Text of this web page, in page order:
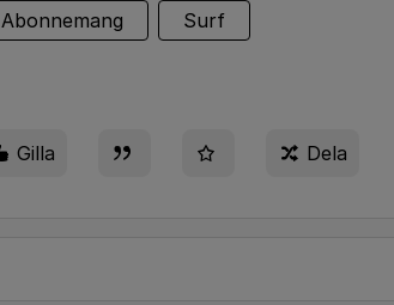
Abonnemang Surf
Gilla Dela